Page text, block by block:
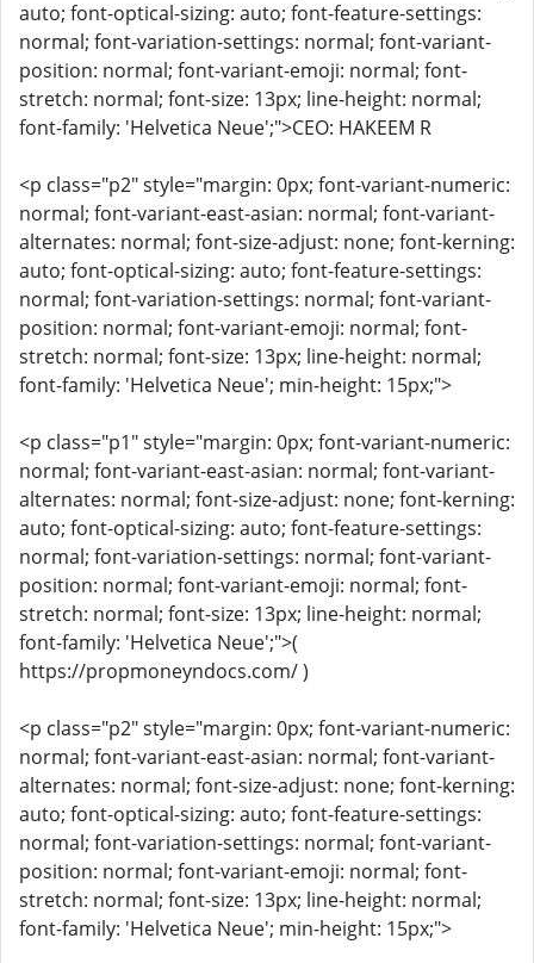
auto; font-optical-sizing: auto; font-feature-settings:
normal; font-variation-settings: normal; font-variant-
position: normal; font-variant-emoji: normal; font-
stretch: normal; font-size: 13px; line-height: normal;
font-family: 'Helvetica Neue';">CEO: HAKEEM R
<p class="p2" style="margin: 0px; font-variant-numeric:
normal; font-variant-east-asian: normal; font-variant-
alternates: normal; font-size-adjust: none; font-kerning:
auto; font-optical-sizing: auto; font-feature-settings:
normal; font-variation-settings: normal; font-variant-
position: normal; font-variant-emoji: normal; font-
stretch: normal; font-size: 13px; line-height: normal;
font-family: 'Helvetica Neue'; min-height: 15px;">
<p class="p1" style="margin: 0px; font-variant-numeric:
normal; font-variant-east-asian: normal; font-variant-
alternates: normal; font-size-adjust: none; font-kerning:
auto; font-optical-sizing: auto; font-feature-settings:
normal; font-variation-settings: normal; font-variant-
position: normal; font-variant-emoji: normal; font-
stretch: normal; font-size: 13px; line-height: normal;
font-family: 'Helvetica Neue';">(
https://propmoneyndocs.com/ )
<p class="p2" style="margin: 0px; font-variant-numeric:
normal; font-variant-east-asian: normal; font-variant-
alternates: normal; font-size-adjust: none; font-kerning:
auto; font-optical-sizing: auto; font-feature-settings:
normal; font-variation-settings: normal; font-variant-
position: normal; font-variant-emoji: normal; font-
stretch: normal; font-size: 13px; line-height: normal;
font-family: 'Helvetica Neue'; min-height: 15px;">